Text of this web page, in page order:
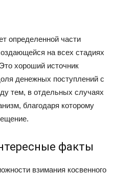
определенной части
на всех стадиях
хороший источник
денежных поступлений с
тем, в отдельных случаях
благодаря которому
факты
взимания косвенного